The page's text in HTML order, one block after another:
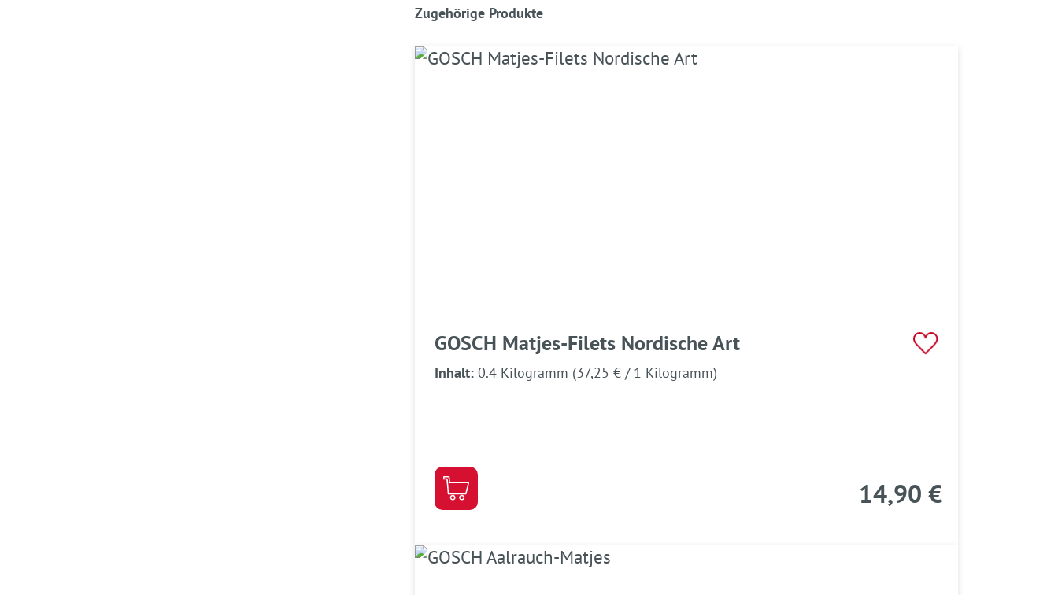
Produktgalerie überspringen
Zugehörige Produkte
GOSCH Matjes-Filets Nordische Art
Inhalt: 0.4 Kilogramm (37,25 € / 1 Kilogramm)
14,90 €